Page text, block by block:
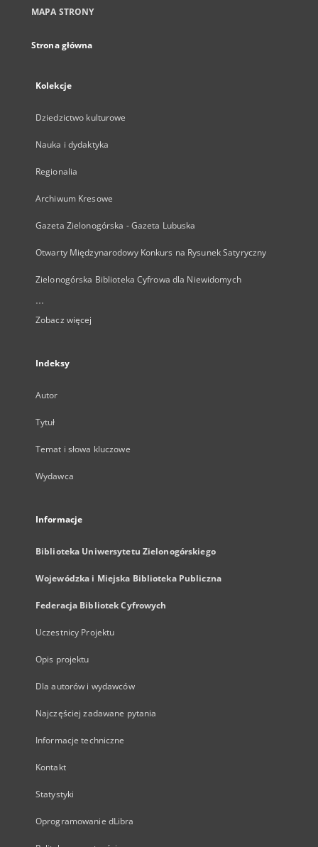
MAPA STRONY
Strona główna
Kolekcje
Dziedzictwo kulturowe
Nauka i dydaktyka
Regionalia
Archiwum Kresowe
Gazeta Zielonogórska - Gazeta Lubuska
Otwarty Międzynarodowy Konkurs na Rysunek Satyryczny
Zielonogórska Biblioteka Cyfrowa dla Niewidomych
...
Zobacz więcej
Indeksy
Autor
Tytuł
Temat i słowa kluczowe
Wydawca
Informacje
Biblioteka Uniwersytetu Zielonogórskiego
Wojewódzka i Miejska Biblioteka Publiczna
Federacja Bibliotek Cyfrowych
Uczestnicy Projektu
Opis projektu
Dla autorów i wydawców
Najczęściej zadawane pytania
Informacje techniczne
Kontakt
Statystyki
Oprogramowanie dLibra